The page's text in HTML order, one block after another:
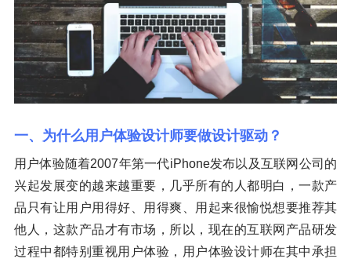
一、为什么用户体验设计师要做设计驱动？
用户体验随着2007年第一代iPhone发布以及互联网公司的
兴起发展变的越来越重要，几乎所有的人都明白，一款产
品只有让用户用得好、用得爽、用起来很愉悦想要推荐其
他人，这款产品才有市场，所以，现在的互联网产品研发
过程中都特别重视用户体验，用户体验设计师在其中承担